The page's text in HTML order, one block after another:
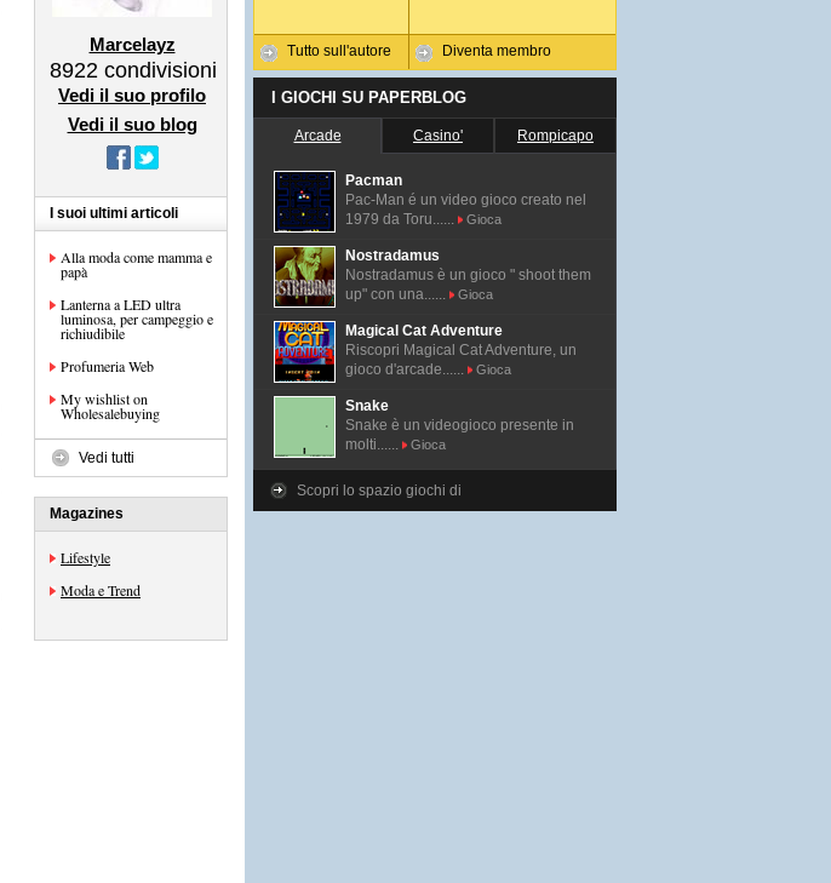
Marcelayz
8922 condivisioni
Vedi il suo profilo
Vedi il suo blog
I suoi ultimi articoli
Alla moda come mamma e
papà
Lanterna a LED ultra
luminosa, per campeggio e
richiudibile
Profumeria Web
My wishlist on
Wholesalebuying
Vedi tutti
Magazines
Lifestyle
Moda e Trend
Tutto sull'autore Diventa membro
I GIOCHI SU PAPERBLOG
Arcade Casino' Rompicapo
Pacman
Pac-Man é un video gioco creato nel
1979 da Toru......
Gioca
Nostradamus
Nostradamus è un gioco " shoot them
up" con una......
Gioca
Magical Cat Adventure
Riscopri Magical Cat Adventure, un
gioco d'arcade......
Gioca
Snake
Snake è un videogioco presente in
molti......
Gioca
Scopri lo spazio giochi di